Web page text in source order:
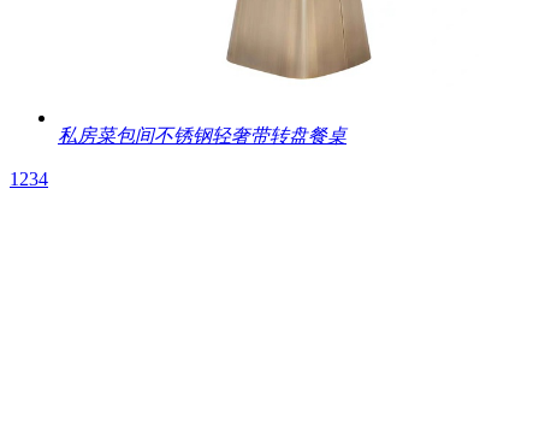
私房菜包间不锈钢轻奢带转盘餐桌
1 234